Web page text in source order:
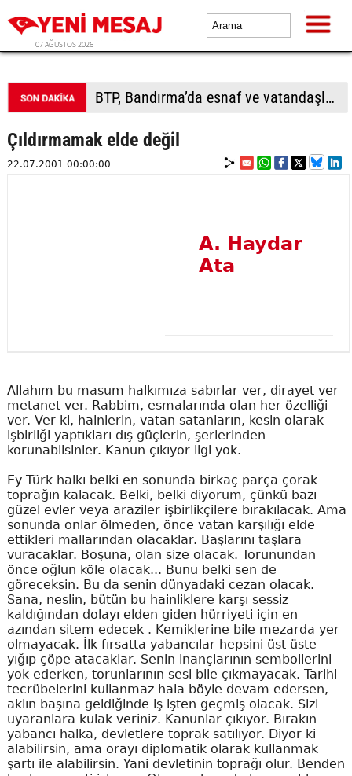
07 AĞUSTOS 2026
BTP, Bandırma’da esnaf ve vatandaşla buluştu
Çıldırmamak elde değil
22.07.2001 00:00:00
A. Haydar
Ata
Allahım bu masum halkımıza sabırlar ver, dirayet ver
metanet ver. Rabbim, esmalarında olan her özelliği
ver. Ver ki, hainlerin, vatan satanların, kesin olarak
işbirliği yaptıkları dış güçlerin, şerlerinden
korunabilsinler. Kanun çıkıyor ilgi yok.
Ey Türk halkı belki en sonunda birkaç parça çorak
toprağın kalacak. Belki, belki diyorum, çünkü bazı
güzel evler veya araziler işbirlikçilere bırakılacak. Ama
sonunda onlar ölmeden, önce vatan karşılığı elde
ettikleri mallarından olacaklar. Başlarını taşlara
vuracaklar. Boşuna, olan size olacak. Torunundan
önce oğlun köle olacak... Bunu belki sen de
göreceksin. Bu da senin dünyadaki cezan olacak.
Sana, neslin, bütün bu hainliklere karşı sessiz
kaldığından dolayı elden giden hürriyeti için en
azından sitem edecek . Kemiklerine bile mezarda yer
olmayacak. İlk fırsatta yabancılar hepsini üst üste
yığıp çöpe atacaklar. Senin inançlarının sembollerini
yok ederken, torunlarının sesi bile çıkmayacak. Tarihi
tecrübelerini kullanmaz hala böyle devam edersen,
aklın başına geldiğinde iş işten geçmiş olacak. Sizi
uyaranlara kulak veriniz. Kanunlar çıkıyor. Bırakın
yabancı halka, devletlere toprak satılıyor. Diyor ki
alabilirsin, ama orayı diplomatik olarak kullanmak
şartı ile alabilirsin. Yani devletinin toprağı olur. Benden